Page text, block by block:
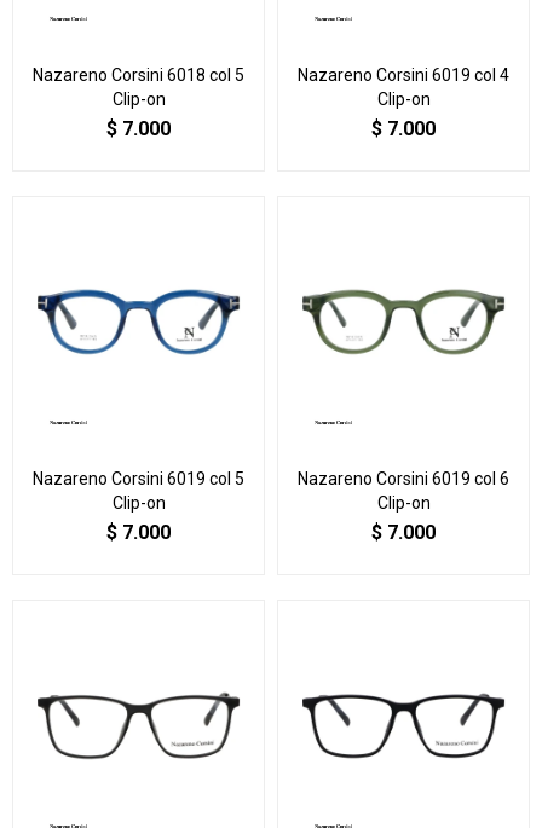
Nazareno Corsini 6018 col 5
Clip-on
$ 7.000
Nazareno Corsini 6019 col 4
Clip-on
$ 7.000
Nazareno Corsini 6019 col 5
Clip-on
$ 7.000
Nazareno Corsini 6019 col 6
Clip-on
$ 7.000